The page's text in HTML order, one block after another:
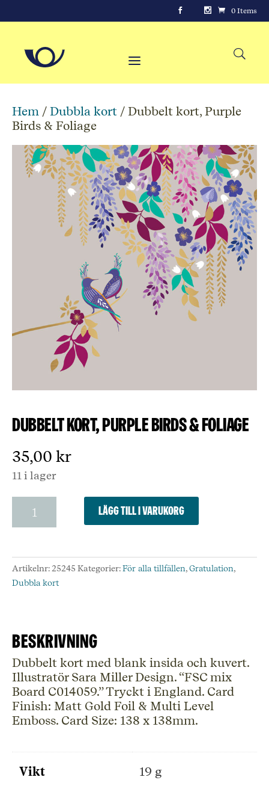
0 Items
Hem / Dubbla kort / Dubbelt kort, Purple
Birds & Foliage
Dubbelt kort, Purple Birds & Foliage
35,00 kr
11 i lager
kort,
Purple
&
Foliage
mängd
Lägg till i varukorg
Artikelnr: 25245 Kategorier:För alla tillfällen,Gratulation,
Dubbla kort
Beskrivning
Dubbelt kort med blank insida och kuvert.
Illustratör Sara Miller Design. “FSC mix
Board C014059.” Tryckt i England. Card
Finish: Matt Gold Foil & Multi Level
Emboss. Card Size: 138 x 138mm.
Vikt 19 g